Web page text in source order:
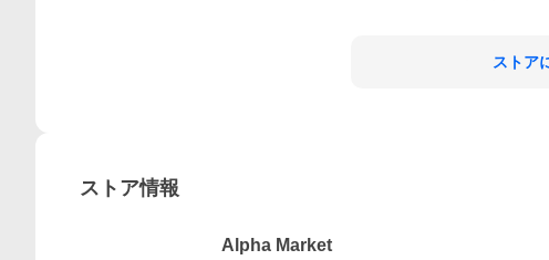
ストア
ストア情報
Alpha Market